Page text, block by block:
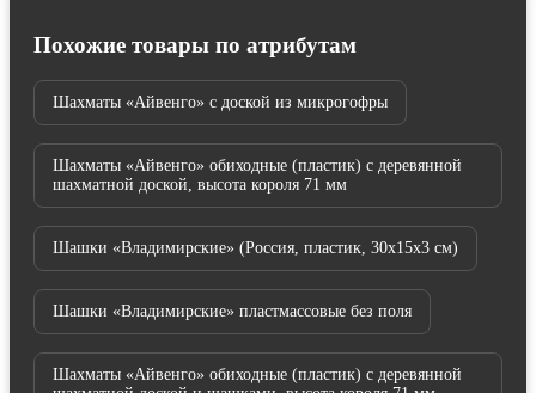
Похожие товары по атрибутам
Шахматы «Айвенго» с доской из микрогофры
Шахматы «Айвенго» обиходные (пластик) с деревянной
шахматной доской, высота короля 71 мм
Шашки «Владимирские» (Россия, пластик, 30х15х3 см)
Шашки «Владимирские» пластмассовые без поля
Шахматы «Айвенго» обиходные (пластик) с деревянной